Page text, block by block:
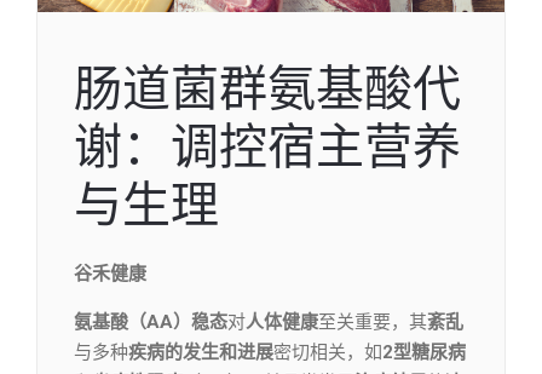
肠道菌群氨基酸代
谢：调控宿主营养
与生理
谷禾健康
氨基酸（AA）稳态对人体健康至关重要，其紊乱
与多种疾病的发生和进展密切相关，如2型糖尿病